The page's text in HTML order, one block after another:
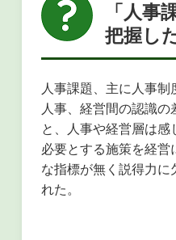
「人事
把握し
人事課題、主に人事制
人事、経営間の認識
と、人事や経営層は
必要とする施策を経営
な指標が無く説得力に
れた。